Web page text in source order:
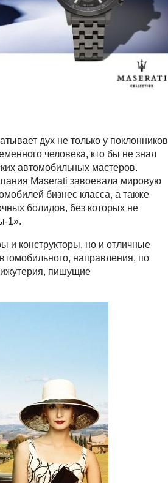
дух не только у поклонников
человека, кто бы не знал
автомобильных мастеров.
Maserati завоевала мировую
бизнес класса, а также
болидов, без которых не
1».
и конструкторы, но и отличные
направления, по
пишущие